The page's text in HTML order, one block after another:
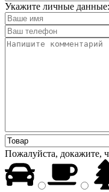
Укажите личные данные:
Пожалуйста, докажите,